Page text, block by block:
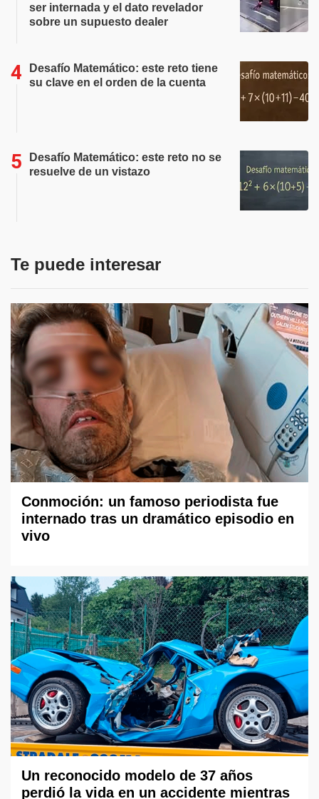
ser internada y el dato revelador
sobre un supuesto dealer
Desafío Matemático: este reto tiene
su clave en el orden de la cuenta
Desafío Matemático: este reto no se
resuelve de un vistazo
Te puede interesar
Conmoción: un famoso periodista fue
internado tras un dramático episodio en
vivo
Un reconocido modelo de 37 años
perdió la vida en un accidente mientras